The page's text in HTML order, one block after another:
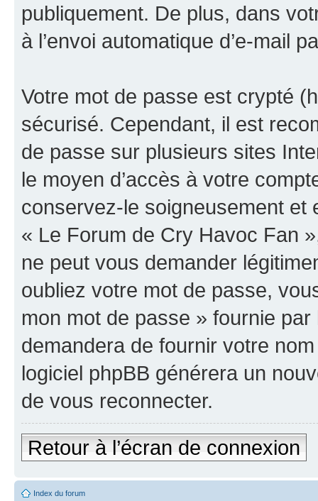
publiquement. De plus, dans
à l’envoi automatique d’e-mail
Votre mot de passe est crypté
sécurisé. Cependant, il est
de passe sur plusieurs sites
le moyen d’accès à votre
conservez-le soigneusement et
« Le Forum de Cry Havoc Fan
ne peut vous demander
oubliez votre mot de passe,
mon mot de passe » fournie
demandera de fournir votre
logiciel phpBB générera un
de vous reconnecter.
Retour à l’écran de connexion
Index du forum